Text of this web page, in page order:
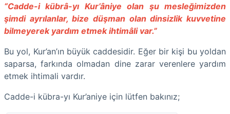
“Cadde-i kübrâ-yı Kur’âniye olan şu mesleğimizden
şimdi ayrılanlar, bize düşman olan dinsizlik kuvvetine
bilmeyerek yardım etmek ihtimâli var.”
Bu yol, Kur’an’ın büyük caddesidir. Eğer bir kişi bu yoldan
saparsa, farkında olmadan dine zarar verenlere yardım
etmek ihtimali vardır.
Cadde-i kübra-yı Kur’aniye için lütfen bakınız;